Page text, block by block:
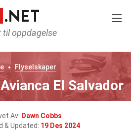
til oppdagelse
Flyselskaper
El Salvador
Av: Dawn Cobbs
& Updated: 19 Des 2024